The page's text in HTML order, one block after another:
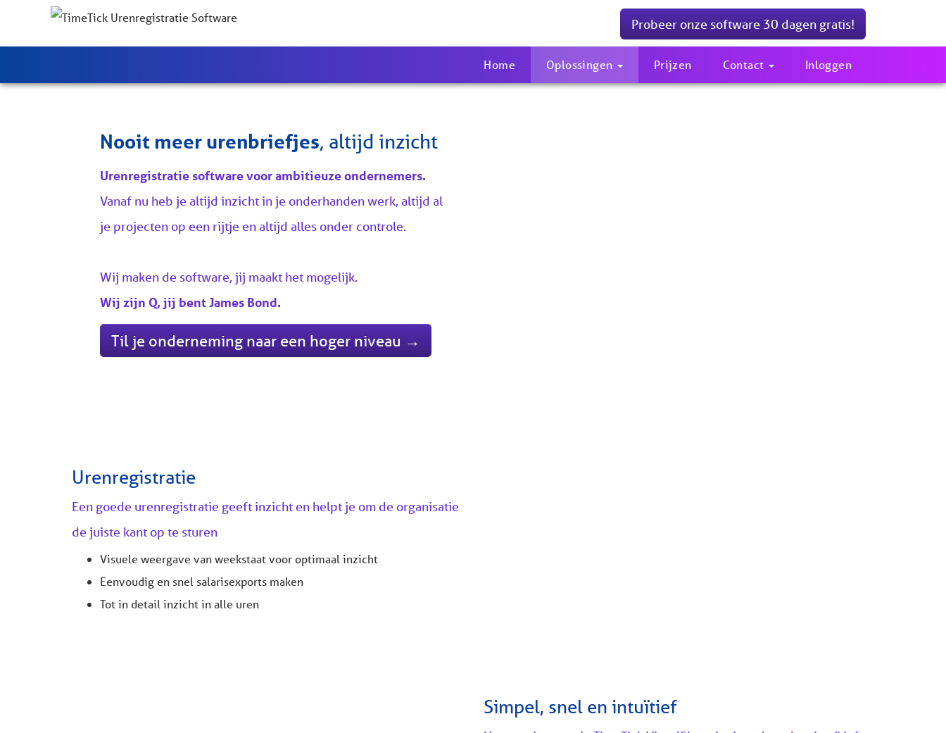
Probeer onze software 30 dagen gratis!
Home Oplossingen Prijzen Contact Inloggen
Nooit meer urenbriefjes, altijd inzicht
Urenregistratie software voor ambitieuze ondernemers.
Vanaf nu heb je altijd inzicht in je onderhanden werk, altijd al
je projecten op een rijtje en altijd alles onder controle.
Wij maken de software, jij maakt het mogelijk.
Wij zijn Q, jij bent James Bond.
Til je onderneming naar een hoger niveau →
Urenregistratie
Een goede urenregistratie geeft inzicht en helpt je om de organisatie
de juiste kant op te sturen
Visuele weergave van weekstaat voor optimaal inzicht
Eenvoudig en snel salarisexports maken
Tot in detail inzicht in alle uren
Simpel, snel en intuïtief